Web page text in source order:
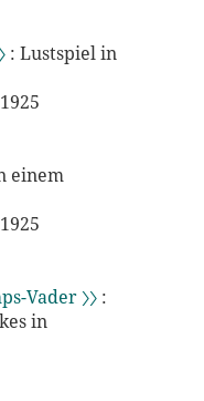
: Lustspiel in
einem
Vader 〉〉 :
in